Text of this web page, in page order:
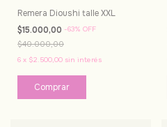
Remera Dioushi talle XXL
$15.000,00 -63% OFF
$40.000,00
6 x $2.500,00 sin interés